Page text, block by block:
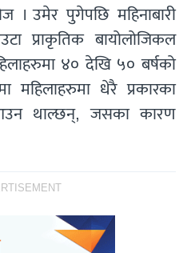
। उमेर पुगेपछि महिनाबारी
प्राकृतिक बायोलोजिकल
४० देखि ५० बर्षको
महिलाहरुमा धेरै प्रकारका
आउन थाल्छन्, जसका कारण